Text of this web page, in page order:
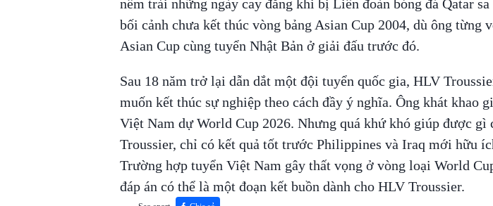
nếm trải những ngày cay đắng khi bị Liên đoàn bóng đá Qatar
bối cảnh chưa kết thúc vòng bảng Asian Cup 2004, dù ông từng
Asian Cup cùng tuyển Nhật Bản ở giải đấu trước đó.
Sau 18 năm trở lại dẫn dắt một đội tuyển quốc gia, HLV
muốn kết thúc sự nghiệp theo cách đầy ý nghĩa. Ông khát khao
Việt Nam dự World Cup 2026. Nhưng quá khứ khó giúp được gì
Troussier, chỉ có kết quả tốt trước Philippines và Iraq mới hữu
Trường hợp tuyển Việt Nam gây thất vọng ở vòng loại World
đáp án có thể là một đoạn kết buồn dành cho HLV Troussier.